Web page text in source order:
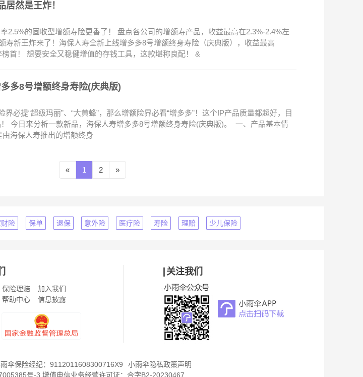
然是王炸！
2.5%的固收型增额寿险更香了！ 盘点各公司的增额寿产品，收益最高在2.3%-2.4%左
寿新王炸来了！海保人寿全新上线增多多8号增额终身寿险（庆典版），收益最高
首！ 想要安全又稳健增值的存钱工具，这款堪称良配！ &
多8号增额终身寿险(庆典版)
界必提“超级玛丽”、“大黄蜂”，那么增额险界必看“增多多”！这个IP产品质量都超好，目
今日来分析一款新品，海保人寿增多多8号增额终身寿险(庆典版)。 一、产品基本情
海保人寿推出的增额终身
« 1 2 »
财险 保单 退保 意外险 医疗险 寿险 理赔 少儿保险
保险理赔
加入我们
帮助中心 信息披露
关注我们
伞保险经纪：9112011608300716X9
小雨伞隐私政策声明
号-3 增值电信业务经营许可证： 合字B2-20230467